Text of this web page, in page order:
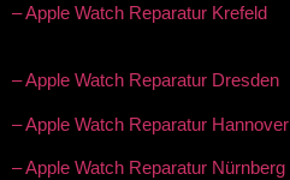
– Apple Watch Reparatur Krefeld
– Apple Watch Reparatur Dresden
– Apple Watch Reparatur Hannover
– Apple Watch Reparatur Nürnberg